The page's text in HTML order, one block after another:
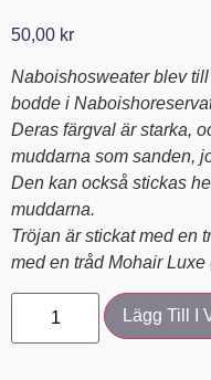
50,00 kr
Naboishosweater blev
bodde i
Deras färgval är starka,
muddarna som sanden,
Den kan också stickas
muddarna.
Tröjan är stickat med en
med en tråd Mohair
Lägg Till I